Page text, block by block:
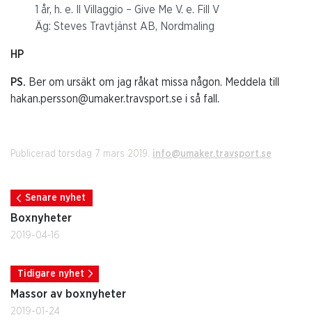
1 år, h. e. Il Villaggio – Give Me V. e. Fill V
Äg: Steves Travtjänst AB, Nordmaling
HP
PS. Ber om ursäkt om jag råkat missa någon. Meddela till
hakan.persson@umaker.travsport.se i så fall.
Publicerad torsdag 7 mars 2019. info@umaker.travsport.se
Senare nyhet
Boxnyheter
2019-04-16
Tidigare nyhet
Massor av boxnyheter
2019-01-24